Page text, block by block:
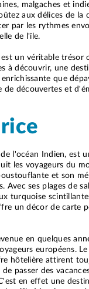
malgaches et
aux délices de la
par les rythmes
de l'île.
est un véritable trésor
à découvrir, une
que
de découvertes et
l'océan Indien, est
les voyageurs du
et son
Avec ses plages de
turquoise
un décor de carte
en quelques
européens.
hôtelière attirent
passer des
en effet une